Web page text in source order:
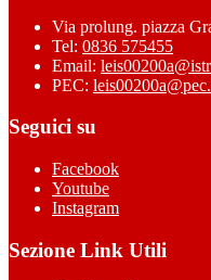
Via prolung. piazza
Tel: 0836 575455
Email:
PEC:
Seguici su
Facebook
Youtube
Instagram
Sezione Link Utili